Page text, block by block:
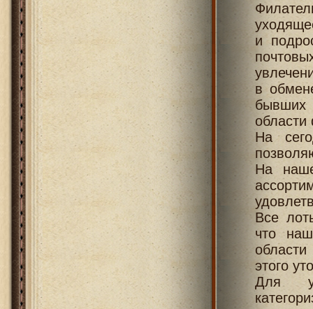
и
в
бывших
На
На
Все
что
этого
Для